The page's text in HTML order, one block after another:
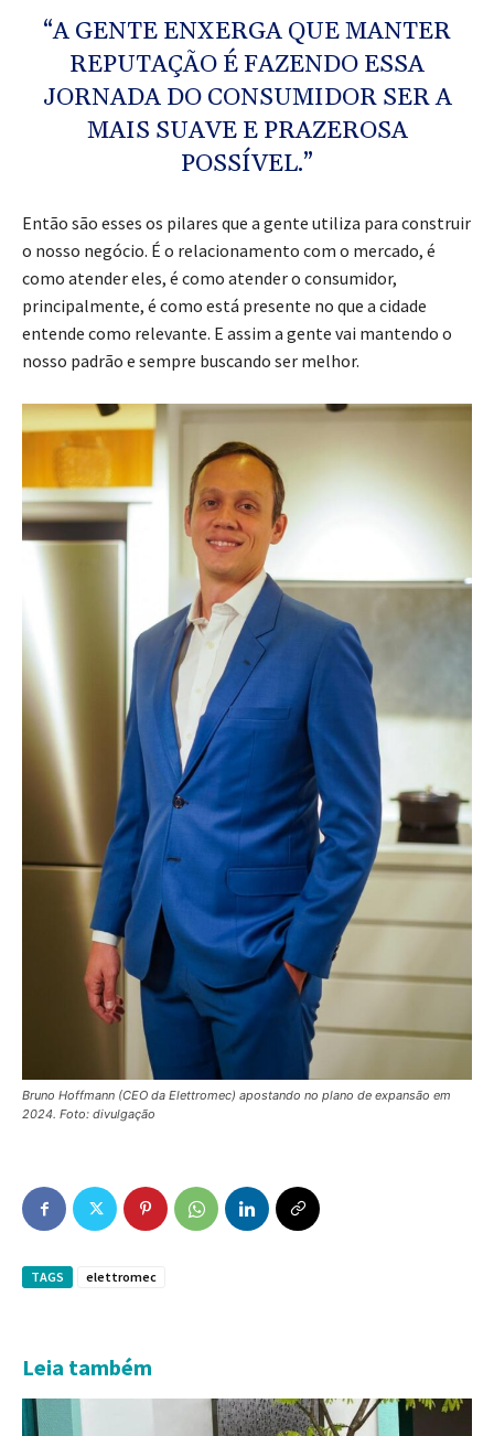
“A GENTE ENXERGA QUE MANTER
REPUTAÇÃO É FAZENDO ESSA
JORNADA DO CONSUMIDOR SER A
MAIS SUAVE E PRAZEROSA
POSSÍVEL.”
Então são esses os pilares que a gente utiliza para construir
o nosso negócio. É o relacionamento com o mercado, é
como atender eles, é como atender o consumidor,
principalmente, é como está presente no que a cidade
entende como relevante. E assim a gente vai mantendo o
nosso padrão e sempre buscando ser melhor.
Bruno Hoffmann (CEO da Elettromec) apostando no plano de expansão em
2024. Foto: divulgação
TAGS elettromec
Leia também